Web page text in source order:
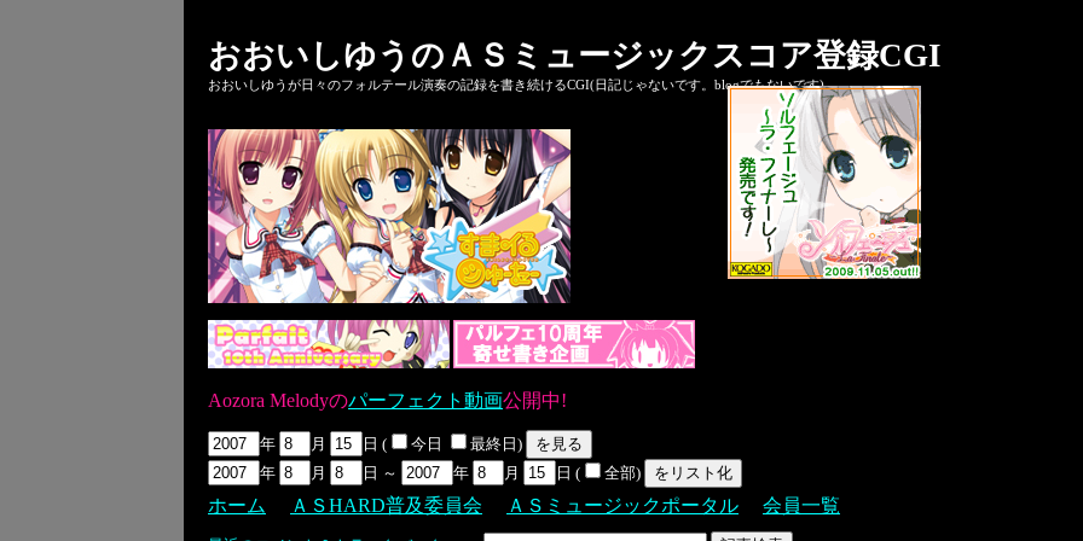
おおいしゆうのＡＳミュージックスコア登録CGI
おおいしゆうが日々のフォルテール演奏の記録を書き続けるCGI(日記じゃないです。blogでもないです)
Aozora Melodyのパーフェクト動画公開中!
年 月 日 ( 今日
最終日)
年
月 日 ～ 年 月 日 ( 全部)
ホーム ＡＳHARD普及委員会 ＡＳミュージックポータル 会員一覧